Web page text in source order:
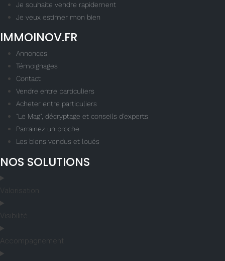
Je souhaite vendre rapidement
Je veux estimer mon bien
IMMOINOV.FR
Annonces
Témoignages
Contact
Vendre entre particuliers
Acheter entre particuliers
"Le Mag", décryptage et conseils d'experts
Parrainez un proche
Les biens vendus et loués
NOS SOLUTIONS
Valorisation
Visibilité
Accompagnement